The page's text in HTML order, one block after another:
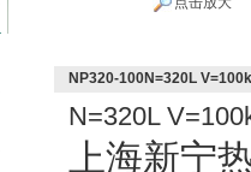
NP320-100N=320L
N=320L
上海新宁